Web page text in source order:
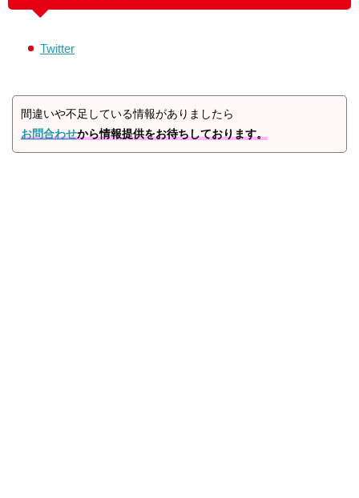
Twitter
間違いや不足している情報がありましたら
お問合わせから情報提供をお待ちしております。